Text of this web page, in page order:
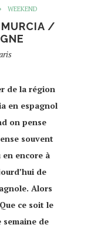
WEEKEND
MURCIA /
de la région
en espagnol
on pense
souvent
en encore à
de
Alors
ce soit le
semaine de